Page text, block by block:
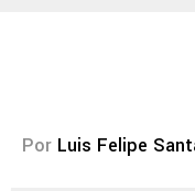
Por Luis Felipe